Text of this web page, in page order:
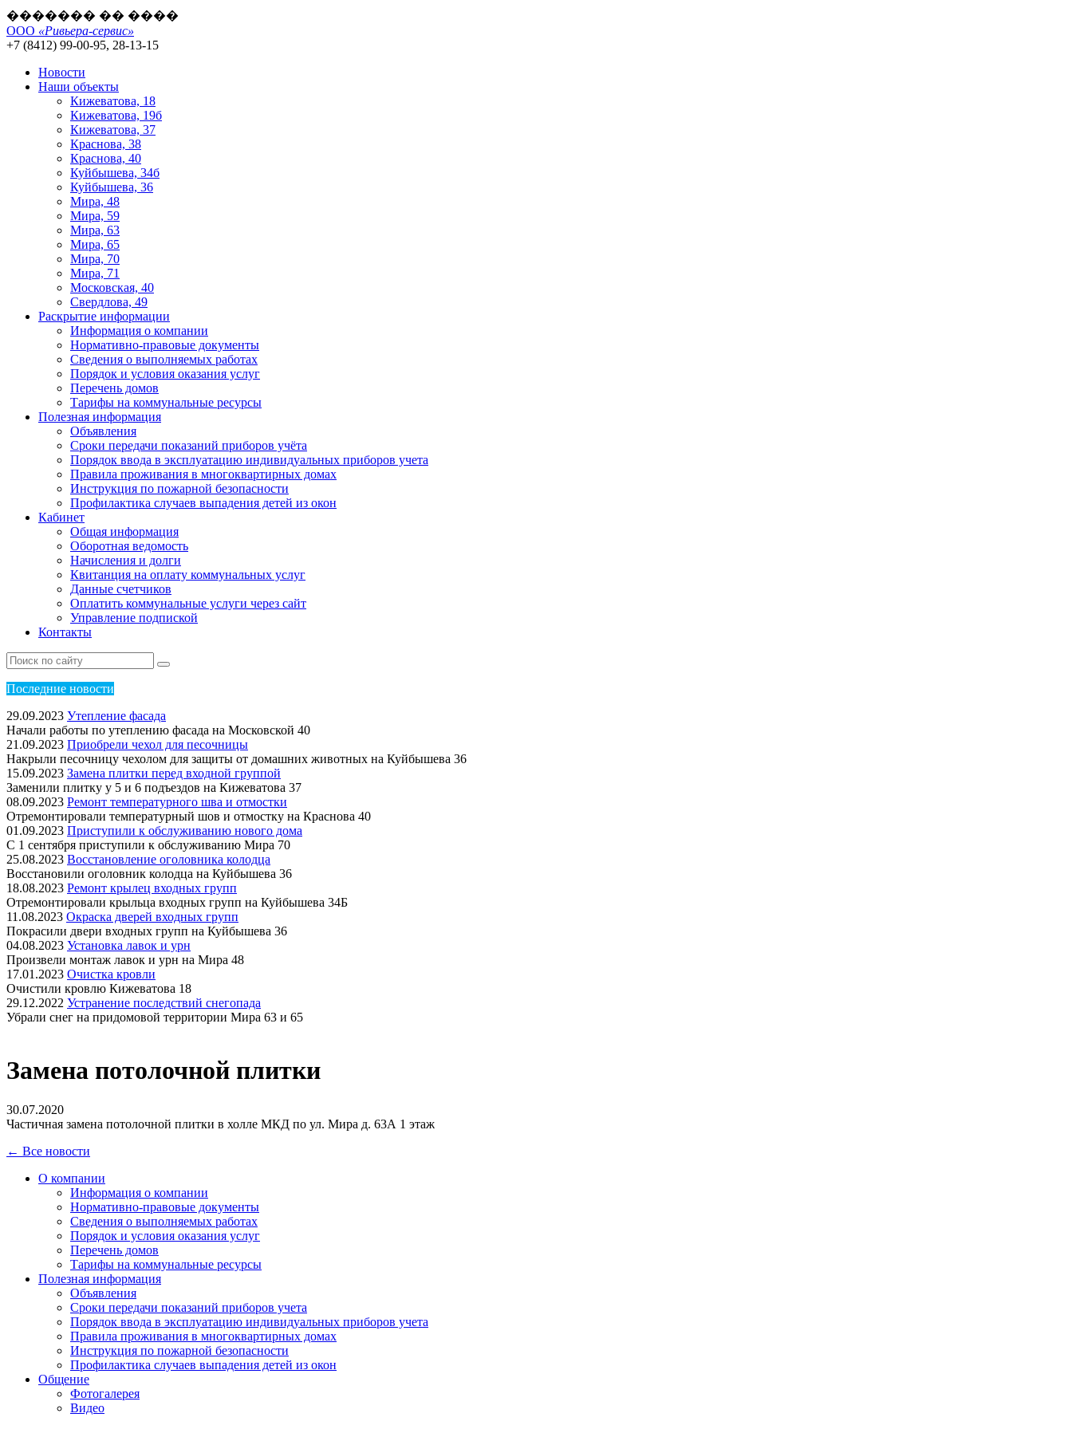
������� �� ����
ООО «Ривьера-сервис»
+7 (8412) 99-00-95, 28-13-15
Новости
Наши объекты
Кижеватова, 18
Кижеватова, 19б
Кижеватова, 37
Краснова, 38
Краснова, 40
Куйбышева, 34б
Куйбышева, 36
Мира, 48
Мира, 59
Мира, 63
Мира, 65
Мира, 70
Мира, 71
Московская, 40
Свердлова, 49
Раскрытие информации
Информация о компании
Нормативно-правовые документы
Сведения о выполняемых работах
Порядок и условия оказания услуг
Перечень домов
Тарифы на коммунальные ресурсы
Полезная информация
Объявления
Сроки передачи показаний приборов учёта
Порядок ввода в эксплуатацию индивидуальных приборов учета
Правила проживания в многоквартирных домах
Инструкция по пожарной безопасности
Профилактика случаев выпадения детей из окон
Кабинет
Общая информация
Оборотная ведомость
Начисления и долги
Квитанция на оплату коммунальных услуг
Данные счетчиков
Оплатить коммунальные услуги через сайт
Управление подпиской
Контакты
Последние новости
29.09.2023 Утепление фасада
Начали работы по утеплению фасада на Московской 40
21.09.2023 Приобрели чехол для песочницы
Накрыли песочницу чехолом для защиты от домашних животных на Куйбышева 36
15.09.2023 Замена плитки перед входной группой
Заменили плитку у 5 и 6 подъездов на Кижеватова 37
08.09.2023 Ремонт температурного шва и отмостки
Отремонтировали температурный шов и отмостку на Краснова 40
01.09.2023 Приступили к обслуживанию нового дома
С 1 сентября приступили к обслуживанию Мира 70
25.08.2023 Восстановление оголовника колодца
Восстановили оголовник колодца на Куйбышева 36
18.08.2023 Ремонт крылец входных групп
Отремонтировали крыльца входных групп на Куйбышева 34Б
11.08.2023 Окраска дверей входных групп
Покрасили двери входных групп на Куйбышева 36
04.08.2023 Установка лавок и урн
Произвели монтаж лавок и урн на Мира 48
17.01.2023 Очистка кровли
Очистили кровлю Кижеватова 18
29.12.2022 Устранение последствий снегопада
Убрали снег на придомовой территории Мира 63 и 65
Замена потолочной плитки
30.07.2020
Частичная замена потолочной плитки в холле МКД по ул. Мира д. 63А 1 этаж
← Все новости
О компании
Информация о компании
Нормативно-правовые документы
Сведения о выполняемых работах
Порядок и условия оказания услуг
Перечень домов
Тарифы на коммунальные ресурсы
Полезная информация
Объявления
Сроки передачи показаний приборов учета
Порядок ввода в эксплуатацию индивидуальных приборов учета
Правила проживания в многоквартирных домах
Инструкция по пожарной безопасности
Профилактика случаев выпадения детей из окон
Общение
Фотогалерея
Видео